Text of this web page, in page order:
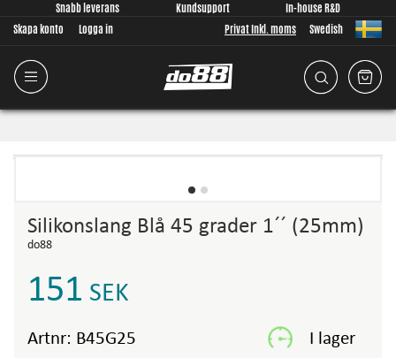
Snabb leverans Kundsupport
In-house R&D
Skapa konto
Logga in Privat Inkl. moms Swedish
Silikonslang Blå 45 grader 1´´ (25mm)
do88
151 SEK
Artnr: B45G25